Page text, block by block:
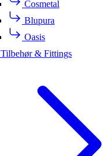
Cosmetal
Blupura
Oasis
Tilbehør & Fittings